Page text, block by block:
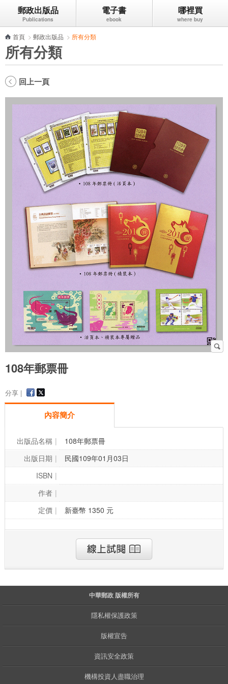
跳到主要內容區塊
郵政出版品 電子書 哪裡買
首頁 > 郵政出版品 > 所有分類
所有分類
回上一頁
108年郵票冊
分享 |
內容簡介
出版品名稱
108年郵票冊
出版日期
民國109年01月03日
ISBN
作者
定價
新臺幣 1350 元
中華郵政 版權所有
隱私權保護政策
版權宣告
資訊安全政策
機構投資人盡職治理